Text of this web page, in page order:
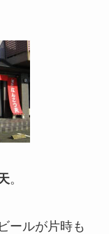
。
ールが片時も